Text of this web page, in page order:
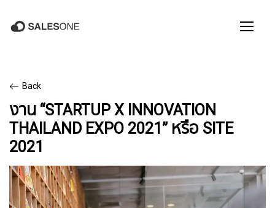
Back
งาน “STARTUP X INNOVATION
THAILAND EXPO 2021” หรือ SITE
2021